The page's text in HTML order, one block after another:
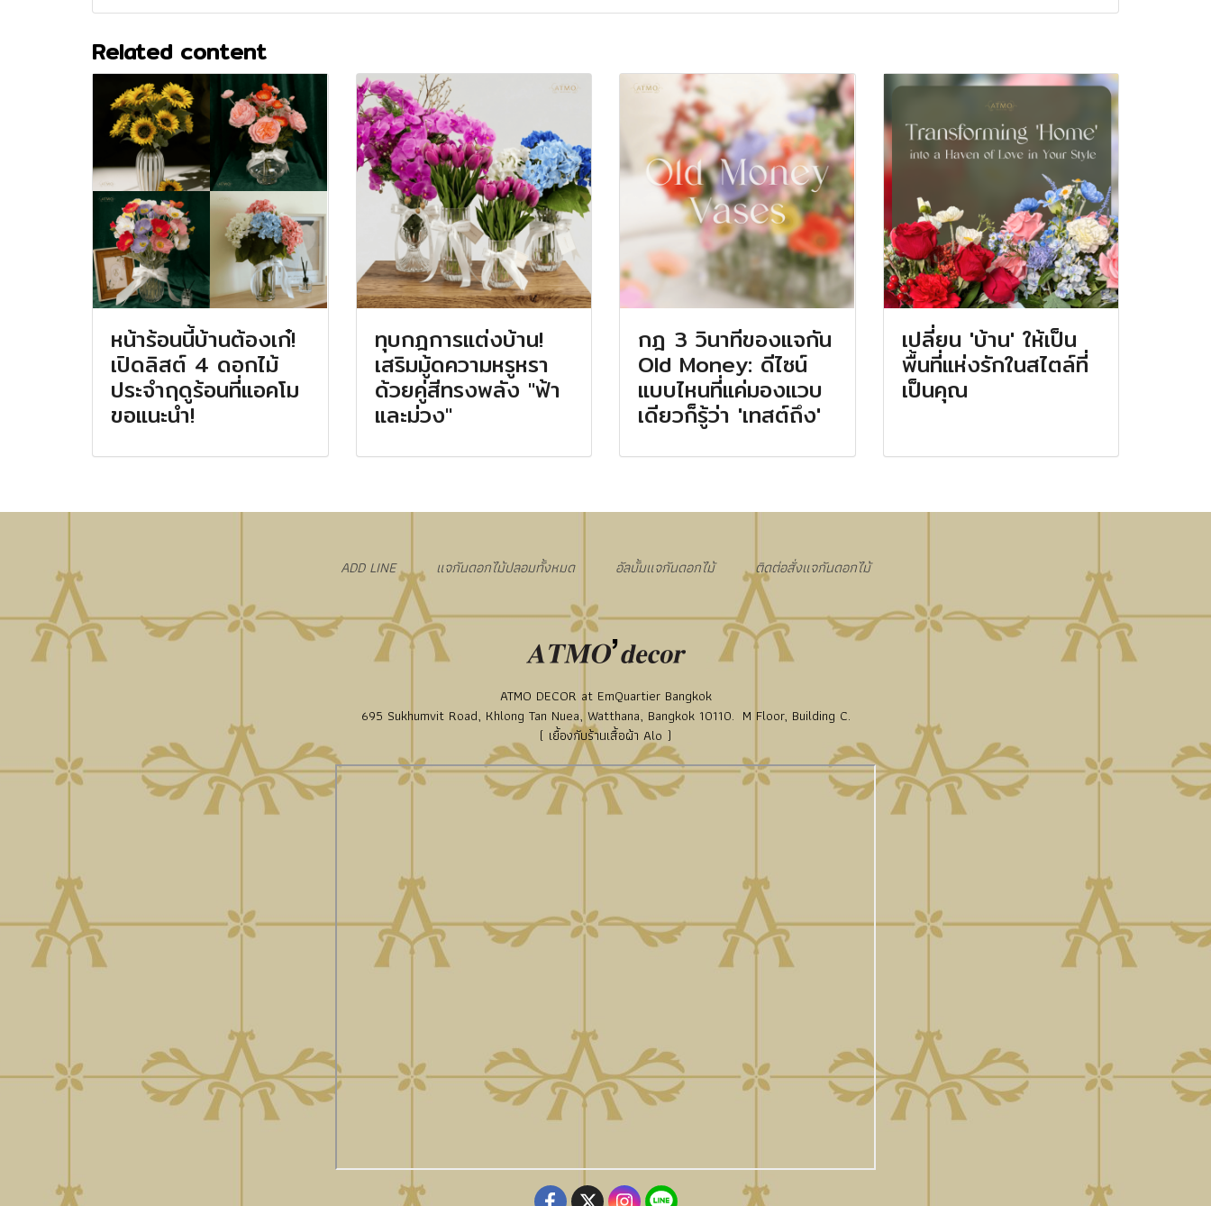
Related content
หน้าร้อนนี้บ้านต้องเก๋!
เปิดลิสต์ 4 ดอกไม้
ประจำฤดูร้อนที่แอคโม
ขอแนะนำ!
ทุบกฎการแต่งบ้าน!
เสริมมู้ดความหรูหรา
ด้วยคู่สีทรงพลัง "ฟ้า
และม่วง"
กฎ 3 วินาทีของแจกัน
Old Money: ดีไซน์
แบบไหนที่แค่มองแวบ
เดียวก็รู้ว่า 'เทสต์ถึง'
เปลี่ยน 'บ้าน' ให้เป็น
พื้นที่แห่งรักในสไตล์ที่
เป็นคุณ
​ADD LINE แจกันดอกไม้ปลอมทั้งหมด อัลบั้มแจกันดอกไม้ ติดต่อสั่งแจกันดอกไม้
ATMO DECOR at EmQuartier Bangkok
695 Sukhumvit Road, Khlong Tan Nuea, Watthana, Bangkok 10110. M Floor, Building C.
( เยื้องกับร้านเสื้อผ้า Alo )